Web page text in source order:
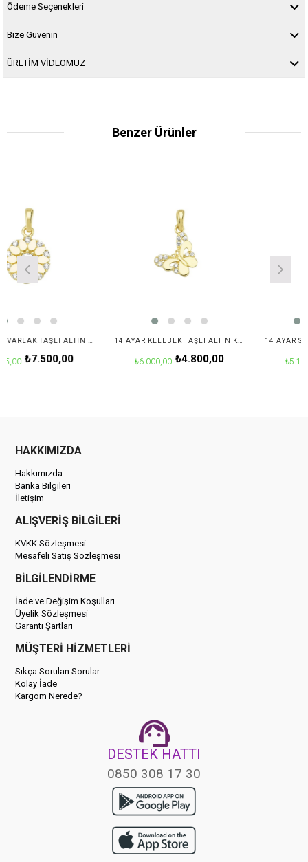
Ödeme Seçenekleri
Bize Güvenin
ÜRETİM VİDEOMUZ
Benzer Ürünler
14 AYAR YUVARLAK TAŞLI ALTIN KOLYE UCU
₺4.800,00
HAKKIMIZDA
Hakkımızda
Banka Bilgileri
İletişim
ALIŞVERİŞ BİLGİLERİ
KVKK Sözleşmesi
Mesafeli Satış Sözleşmesi
BİLGİLENDİRME
İade ve Değişim Koşulları
Üyelik Sözleşmesi
Garanti Şartları
MÜŞTERİ HİZMETLERİ
Sıkça Sorulan Sorular
Kolay İade
Kargom Nerede?
DESTEK HATTI
0850 308 17 30